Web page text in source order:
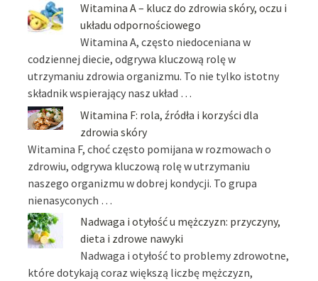
Witamina A – klucz do zdrowia skóry, oczu i
układu odpornościowego
Witamina A, często niedoceniana w
codziennej diecie, odgrywa kluczową rolę w
utrzymaniu zdrowia organizmu. To nie tylko istotny
składnik wspierający nasz układ …
Witamina F: rola, źródła i korzyści dla
zdrowia skóry
Witamina F, choć często pomijana w rozmowach o
zdrowiu, odgrywa kluczową rolę w utrzymaniu
naszego organizmu w dobrej kondycji. To grupa
nienasyconych …
Nadwaga i otyłość u mężczyzn: przyczyny,
dieta i zdrowe nawyki
Nadwaga i otyłość to problemy zdrowotne,
które dotykają coraz większą liczbę mężczyzn,